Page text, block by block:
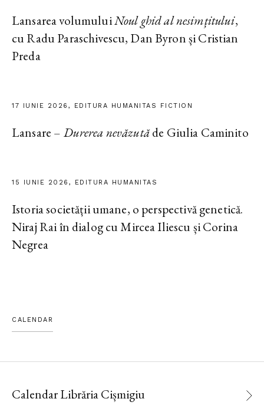
Lansarea volumuluiNoul ghid al nesimțitului,
cu Radu Paraschivescu, Dan Byron și Cristian
Preda
17 IUNIE 2026, EDITURA HUMANITAS FICTION
Lansare – Durerea nevăzutăde Giulia Caminito
15 IUNIE 2026, EDITURA HUMANITAS
Istoria societății umane, o perspectivă genetică.
Niraj Rai în dialog cu Mircea Iliescu și Corina
Negrea
CALENDAR
Calendar Librăria Cișmigiu